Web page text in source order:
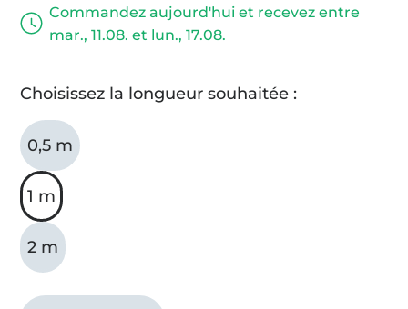
Commandez aujourd'hui et recevez entre
mar., 11.08. et lun., 17.08.
Choisissez la longueur souhaitée :
0,5 m
1 m
2 m